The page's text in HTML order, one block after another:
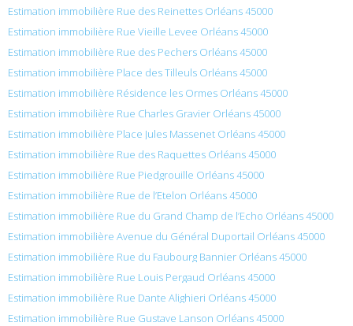
Estimation immobilière Rue des Reinettes Orléans 45000
Estimation immobilière Rue Vieille Levee Orléans 45000
Estimation immobilière Rue des Pechers Orléans 45000
Estimation immobilière Place des Tilleuls Orléans 45000
Estimation immobilière Résidence les Ormes Orléans 45000
Estimation immobilière Rue Charles Gravier Orléans 45000
Estimation immobilière Place Jules Massenet Orléans 45000
Estimation immobilière Rue des Raquettes Orléans 45000
Estimation immobilière Rue Piedgrouille Orléans 45000
Estimation immobilière Rue de l’Etelon Orléans 45000
Estimation immobilière Rue du Grand Champ de l’Echo Orléans 45000
Estimation immobilière Avenue du Général Duportail Orléans 45000
Estimation immobilière Rue du Faubourg Bannier Orléans 45000
Estimation immobilière Rue Louis Pergaud Orléans 45000
Estimation immobilière Rue Dante Alighieri Orléans 45000
Estimation immobilière Rue Gustave Lanson Orléans 45000